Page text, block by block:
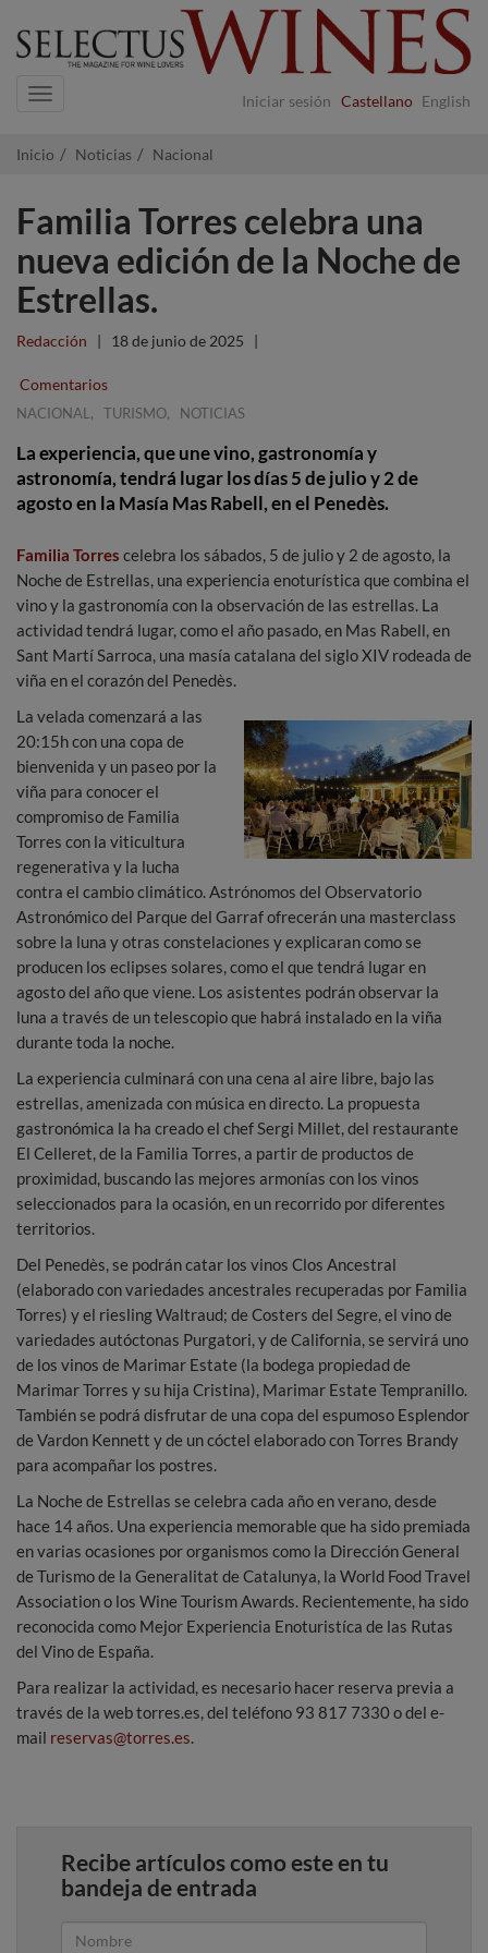
Iniciar sesión Castellano English
Navigation
Inicio Noticias Nacional
Familia Torres celebra una
nueva edición de la Noche de
Estrellas.
Redacción | 18 de junio de 2025 |
Comentarios
NACIONAL , TURISMO, NOTICIAS
La experiencia, que une vino, gastronomía y
astronomía, tendrá lugar los días 5 de julio y 2 de
agosto en la Masía Mas Rabell, en el Penedès.
Familia Torres celebra los sábados, 5 de julio y 2 de agosto, la
Noche de Estrellas, una experiencia enoturística que combina el
vino y la gastronomía con la observación de las estrellas. La
actividad tendrá lugar, como el año pasado, en Mas Rabell, en
Sant Martí Sarroca, una masía catalana del siglo XIV rodeada de
viña en el corazón del Penedès.
La velada comenzará a las
20:15h con una copa de
bienvenida y un paseo por la
viña para conocer el
compromiso de Familia
Torres con la viticultura
regenerativa y la lucha
contra el cambio climático. Astrónomos del Observatorio
Astronómico del Parque del Garraf ofrecerán una masterclass
sobre la luna y otras constelaciones y explicaran como se
producen los eclipses solares, como el que tendrá lugar en
agosto del año que viene. Los asistentes podrán observar la
luna a través de un telescopio que habrá instalado en la viña
durante toda la noche.
La experiencia culminará con una cena al aire libre, bajo las
estrellas, amenizada con música en directo. La propuesta
gastronómica la ha creado el chef Sergi Millet, del restaurante
El Celleret, de la Familia Torres, a partir de productos de
proximidad, buscando las mejores armonías con los vinos
seleccionados para la ocasión, en un recorrido por diferentes
territorios.
Del Penedès, se podrán catar los vinos Clos Ancestral
(elaborado con variedades ancestrales recuperadas por Familia
Torres) y el riesling Waltraud; de Costers del Segre, el vino de
variedades autóctonas Purgatori, y de California, se servirá uno
de los vinos de Marimar Estate (la bodega propiedad de
Marimar Torres y su hija Cristina), Marimar Estate Tempranillo.
También se podrá disfrutar de una copa del espumoso Esplendor
de Vardon Kennett y de un cóctel elaborado con Torres Brandy
para acompañar los postres.
La Noche de Estrellas se celebra cada año en verano, desde
hace 14 años. Una experiencia memorable que ha sido premiada
en varias ocasiones por organismos como la Dirección General
de Turismo de la Generalitat de Catalunya, la World Food Travel
Association o los Wine Tourism Awards. Recientemente, ha sido
reconocida como Mejor Experiencia Enoturistíca de las Rutas
del Vino de España.
Para realizar la actividad, es necesario hacer reserva previa a
través de la web torres.es, del teléfono 93 817 7330 o del e-
mail reservas@torres.es.
Recibe artículos como este en tu
bandeja de entrada